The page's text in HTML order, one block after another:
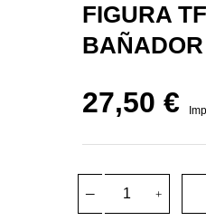
FIGURA
BAÑADOR
27,50 €